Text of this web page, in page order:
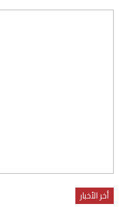
أخر الأخبار